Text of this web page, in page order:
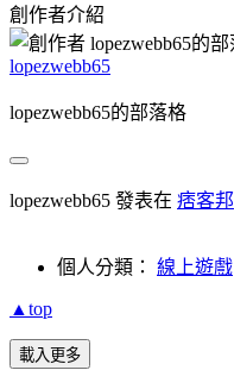
創作者介紹
lopezwebb65
lopezwebb65的部落格
lopezwebb65 發表在 痞客邦
個人分類： 線上遊戲
▲top
載入更多